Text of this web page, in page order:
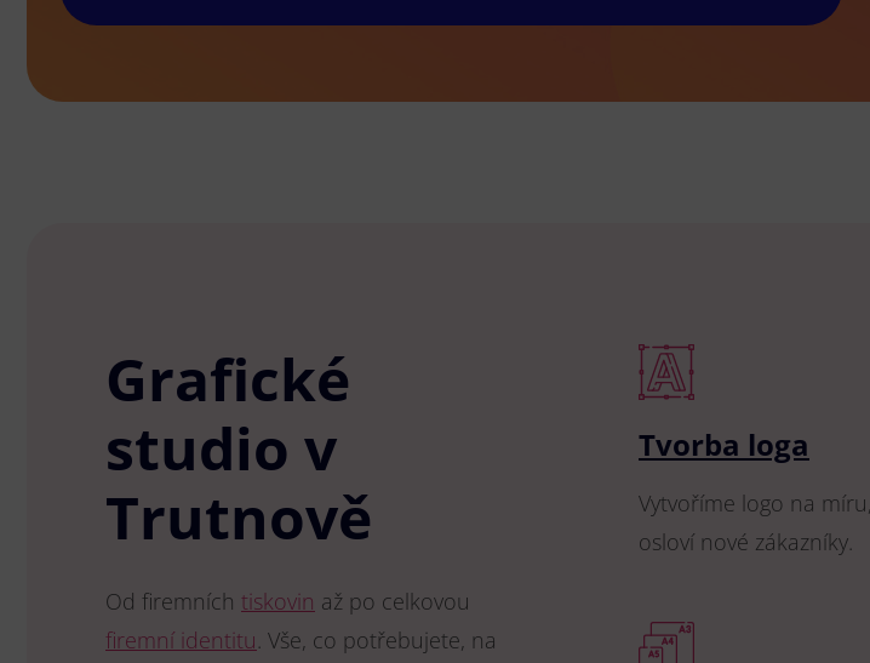
Grafické
studio v
Trutnově
Od firemních tiskovin až po celkovou
firemní identitu. Vše, co potřebujete, na
Tvorba loga
Vytvoříme logo na
osloví nové zákazníky.